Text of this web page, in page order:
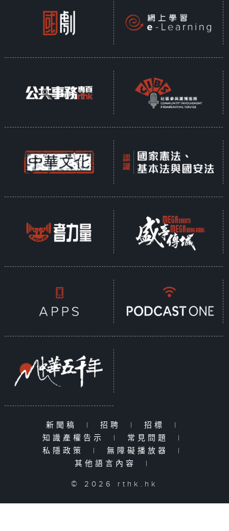
新聞稿 | 招聘 | 招標
|
知識產權告示
| 常見問題
|
私隱政策
| 無障礙播放器
|
其他語言內容
|
© 2026 rthk.hk